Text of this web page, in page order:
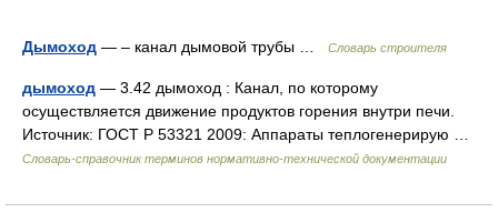
Дымоход — – канал дымовой трубы … Словарь строителя
дымоход — 3.42 дымоход : Канал, по которому
осуществляется движение продуктов горения внутри печи.
Источник: ГОСТ Р 53321 2009: Аппараты теплогенерирую …
Словарь-справочник терминов нормативно-технической документации